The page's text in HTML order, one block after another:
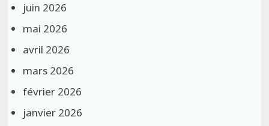
juin 2026
mai 2026
avril 2026
mars 2026
février 2026
janvier 2026